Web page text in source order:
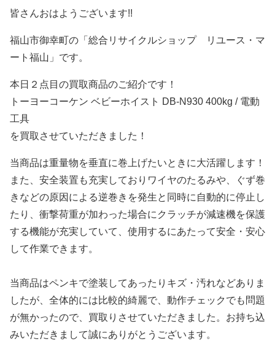
皆さんおはようございます!!
福山市御幸町の「総合リサイクルショップ リユース・マ
ート福山」です。
本日２点目の買取商品のご紹介です！
トーヨーコーケン ベビーホイスト DB-N930 400kg / 電動
工具
を買取させていただきました！
当商品は重量物を垂直に巻上げたいときに大活躍します！
また、安全装置も充実しておりワイヤのたるみや、ぐず巻
きなどの原因による逆巻きを発生と同時に自動的に停止し
たり、衝撃荷重が加わった場合にクラッチが減速機を保護
する機能が充実していて、使用するにあたって安全・安心
して作業できます。
当商品はペンキで塗装してあったりキズ・汚れなどありま
したが、全体的には比較的綺麗で、動作チェックでも問題
が無かったので、買取りさせていただきました。お持ち込
みいただきまして誠にありがとうございます。